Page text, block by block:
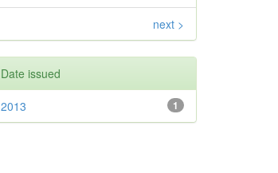
next >
Date issued
1
2013